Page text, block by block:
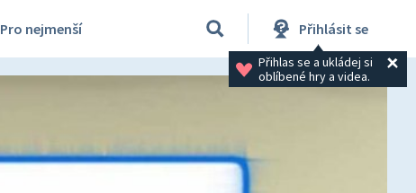
Pro nejmenší Přihlásit se
Přihlas se a ukládej si
oblíbené hry a videa.